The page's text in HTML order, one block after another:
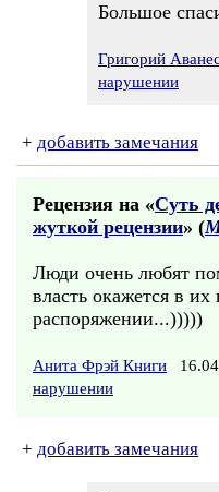
Большое
Григорий
нарушении
+ добавить замечания
Рецензия на «Суть
жуткой рецензии» (
Люди очень любят
власть окажется в
распоряжении...)))))
Анита Фрэй Книги
нарушении
+ добавить замечания